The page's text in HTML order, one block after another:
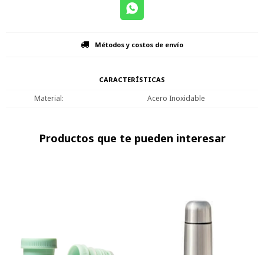
Métodos y costos de envío
CARACTERÍSTICAS
Material Acero Inoxidable
Productos que te pueden interesar